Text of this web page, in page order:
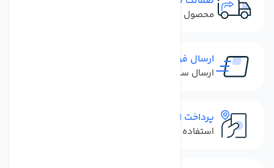
محصول نباید آسیب دیده باشد
ارسال فوری
ارسال سفارش در کمترین زمان ممکن
پرداخت امن
استفاده از روش‌های پرداخت امن